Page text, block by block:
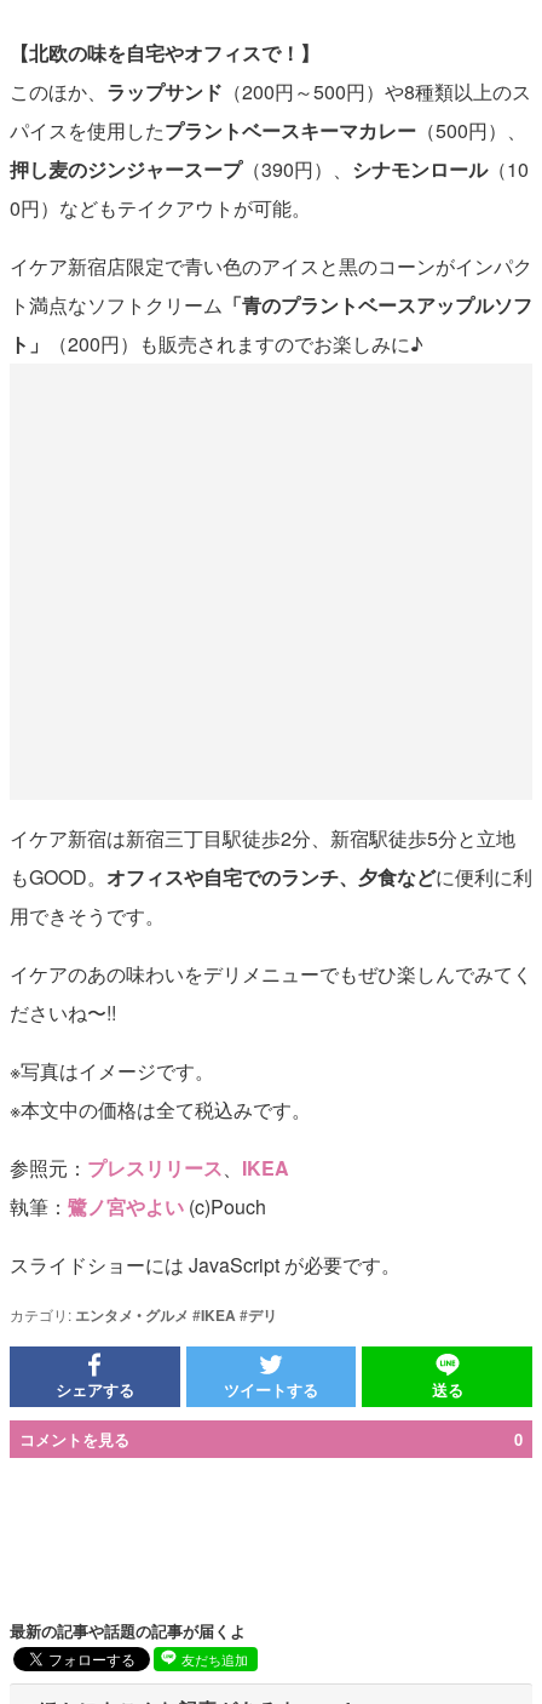
【北欧の味を自宅やオフィスで！】
このほか、 ラップサンド （200円～500円）や8種類以上のス
パイスを使用したプラントベースキーマカレー（500円）、
押し麦のジンジャースープ（390円）、 シナモンロール（10
0円）などもテイクアウトが可能。
イケア新宿店限定で青い色のアイスと黒のコーンがインパク
ト満点なソフトクリーム 「青のプラントベースアップルソフ
ト」
（200円）も販売されますのでお楽しみに♪
イケア新宿は新宿三丁目駅徒歩2分、新宿駅徒歩5分と立地
もGOOD。 オフィスや自宅でのランチ、夕食などに便利に利
用できそうです。
イケアのあの味わいをデリメニューでもぜひ楽しんでみてく
ださいね〜!!
※写真はイメージです。
※本文中の価格は全て税込みです。
参照元： プレスリリース、 IKEA
執筆： 鷺ノ宮やよい(c)Pouch
スライドショーには JavaScript が必要です。
カテゴリ: エンタメ • グルメ #IKEA#デリ
シェアする ツイートする 送る
コメントを見る 0
最新の記事や話題の記事が届くよ
友だち追加